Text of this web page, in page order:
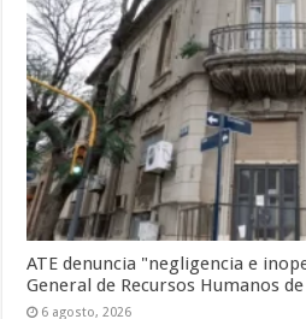
ATE denuncia "negligencia e
General de Recursos Humanos
6 agosto, 2026